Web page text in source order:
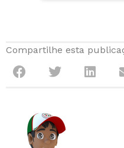
Compartilhe esta